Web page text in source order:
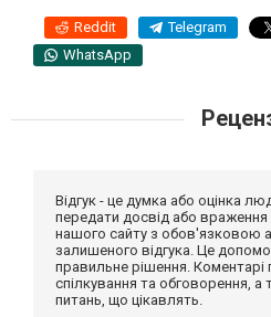
Reddit Telegram
WhatsApp
Відгук - це думка або оцінка
передати досвід або
нашого сайту з обов'язковою
залишеного відгука. Це
правильне рішення. Коментарі
спілкування та обговорення,
питань, що цікавлять.